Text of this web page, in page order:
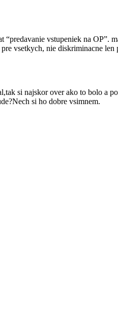
vstupeniek na OP”.
vsetkych, nie diskriminacne
si najskor over ako to bolo a
si ho dobre vsimnem.